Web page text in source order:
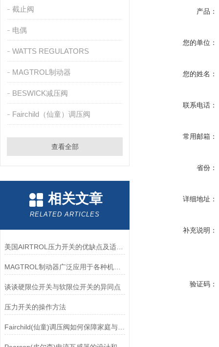
截止阀
电偶
WATTS REGULATORS
MAGTROL制动器
BESWICK减压阀
Fairchild（仙童）调压阀
查看全部
相关文章
RELATED ARTICLES
美国AIRTROL压力开关的优缺点及适用范围讲解
MAGTROL制动器广泛应用于各种机械设备和交通工具中
谈谈硬限位开关与软限位开关的异同点
压力开关的操作方法
Fairchild(仙童)调压阀如何保障家庭与工业安全？
产品：
您的单位：
您的姓名：
联系电话：
常用邮箱：
省份：
详细地址：
补充说明：
验证码：